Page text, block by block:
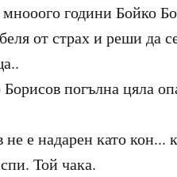
години Бойко
от страх и реши да
погълна цяла
е надарен като кон...
Той чака.